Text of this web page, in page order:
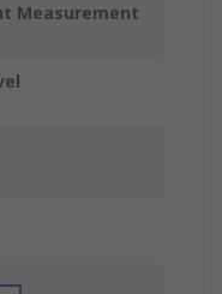
Measurement